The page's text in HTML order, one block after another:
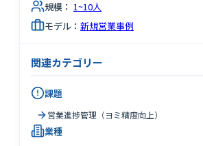
規模： 1~10人
モデル： 新規営業事例
関連カテゴリー
課題
営業進捗管理（ヨミ精度向上）
業種